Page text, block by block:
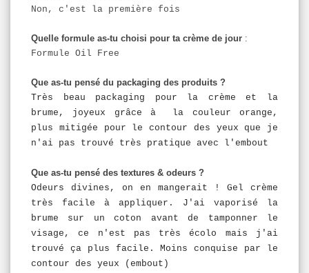
Non, c'est la première fois
Quelle formule as-tu choisi pour ta crème de jour :
Formule Oil Free
Que as-tu pensé du packaging des produits ?
Très beau packaging pour la crème et la
brume, joyeux grâce à la couleur orange,
plus mitigée pour le contour des yeux que je
n'ai pas trouvé très pratique avec l'embout
Que as-tu pensé des textures & odeurs ?
Odeurs divines, on en mangerait ! Gel crème
très facile à appliquer. J'ai vaporisé la
brume sur un coton avant de tamponner le
visage, ce n'est pas très écolo mais j'ai
trouvé ça plus facile. Moins conquise par le
contour des yeux (embout)